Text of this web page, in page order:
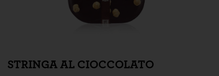
STRINGA AL CIOCCOLATO